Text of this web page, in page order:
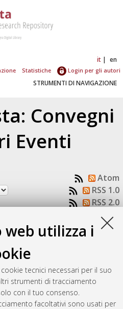
web utilizza i
tecnici necessari per il suo
strumenti di tracciamento
con il tuo consenso.
facoltativi sono usati per
it en
Statistiche Login per gli autori
STRUMENTI DI NAVIGAZIONE
Convegni
Eventi
Atom
RSS 1.0
RSS 2.0
direct access, salience, and
metaphor studies.
. In: Mind, Language and
and Metonymy –
24-29 aprile 2004,